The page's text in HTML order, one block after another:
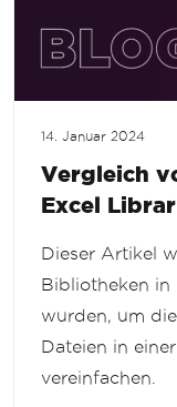
14. Januar 2024
Vergleich
Excel
Dieser Artikel
Bibliotheken in
wurden, um
Dateien in
vereinfachen.